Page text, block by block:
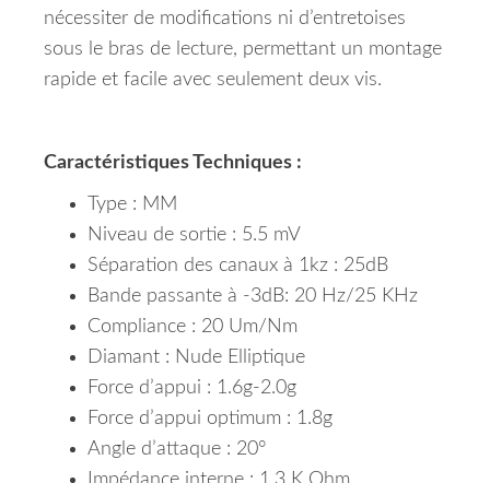
nécessiter de modifications ni d’entretoises
sous le bras de lecture, permettant un montage
rapide et facile avec seulement deux vis.
Caractéristiques Techniques :
Type : MM
Niveau de sortie : 5.5 mV
Séparation des canaux à 1kz : 25dB
Bande passante à -3dB: 20 Hz/25 KHz
Compliance : 20 Um/Nm
Diamant : Nude Elliptique
Force d’appui : 1.6g-2.0g
Force d’appui optimum : 1.8g
Angle d’attaque : 20°